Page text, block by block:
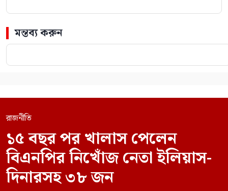
মন্তব্য করুন
রাজনীতি
১৫ বছর পর খালাস পেলেন
বিএনপির নিখোঁজ নেতা ইলিয়াস-
দিনারসহ ৩৮ জন